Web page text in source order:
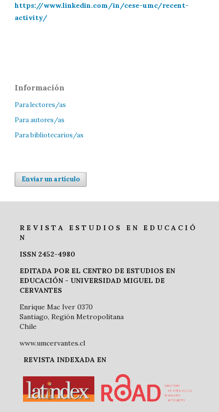
https://www.linkedin.com/in/cese-umc/recent-
activity/
Información
Para lectores/as
Para autores/as
Para bibliotecarios/as
Enviar un artículo
R E V I S T A E S T U D I O S E N E D U C A C I Ó
N
ISSN 2452-4980
EDITADA POR EL CENTRO DE ESTUDIOS EN
EDUCACIÓN - UNIVERSIDAD MIGUEL DE
CERVANTES
Enrique Mac Iver 0370
Santiago, Región Metropolitana
Chile
www.umcervantes.cl
REVISTA INDEXADA EN